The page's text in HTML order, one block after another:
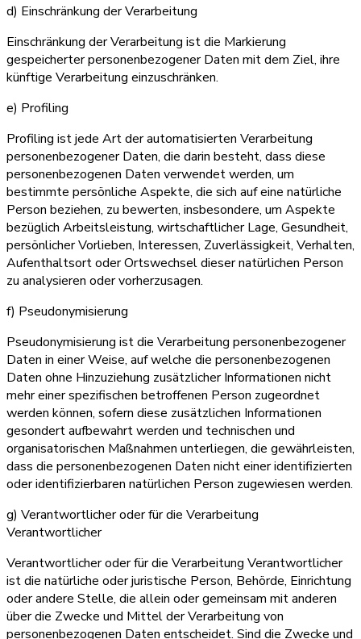
d) Einschränkung der Verarbeitung
Einschränkung der Verarbeitung ist die Markierung
gespeicherter personenbezogener Daten mit dem Ziel, ihre
künftige Verarbeitung einzuschränken.
e) Profiling
Profiling ist jede Art der automatisierten Verarbeitung
personenbezogener Daten, die darin besteht, dass diese
personenbezogenen Daten verwendet werden, um
bestimmte persönliche Aspekte, die sich auf eine natürliche
Person beziehen, zu bewerten, insbesondere, um Aspekte
bezüglich Arbeitsleistung, wirtschaftlicher Lage, Gesundheit,
persönlicher Vorlieben, Interessen, Zuverlässigkeit, Verhalten,
Aufenthaltsort oder Ortswechsel dieser natürlichen Person
zu analysieren oder vorherzusagen.
f) Pseudonymisierung
Pseudonymisierung ist die Verarbeitung personenbezogener
Daten in einer Weise, auf welche die personenbezogenen
Daten ohne Hinzuziehung zusätzlicher Informationen nicht
mehr einer spezifischen betroffenen Person zugeordnet
werden können, sofern diese zusätzlichen Informationen
gesondert aufbewahrt werden und technischen und
organisatorischen Maßnahmen unterliegen, die gewährleisten,
dass die personenbezogenen Daten nicht einer identifizierten
oder identifizierbaren natürlichen Person zugewiesen werden.
g) Verantwortlicher oder für die Verarbeitung
Verantwortlicher
Verantwortlicher oder für die Verarbeitung Verantwortlicher
ist die natürliche oder juristische Person, Behörde, Einrichtung
oder andere Stelle, die allein oder gemeinsam mit anderen
über die Zwecke und Mittel der Verarbeitung von
personenbezogenen Daten entscheidet. Sind die Zwecke und